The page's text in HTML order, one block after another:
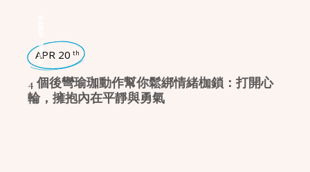
日常瑜珈
APR 20 th
4 個後彎瑜珈動作幫你鬆綁情緒枷鎖：打開心
輪，擁抱內在平靜與勇氣